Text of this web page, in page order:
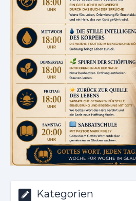
Kategorien